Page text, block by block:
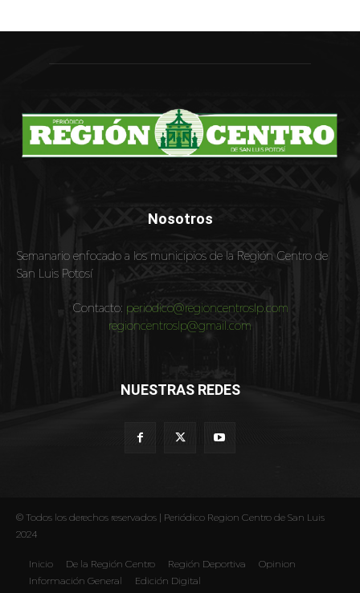
Nosotros
Semanario enfocado a los municipios de la Región Centro de
San Luis Potosí
Contacto: periodico@regioncentroslp.com
regioncentroslp@gmail.com
NUESTRAS REDES
© Todos los derechos reservados | Periódico Region Centro de San Luis
2024
Inicio De la Región Centro Región Deportiva
Opinion
Información General
Edición Digital